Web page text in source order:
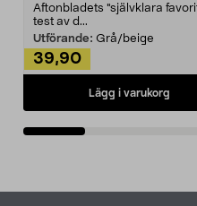
Aftonbladets "självklara
test av d...
Utförande: Grå/beige
39,90
Lägg i varukorg